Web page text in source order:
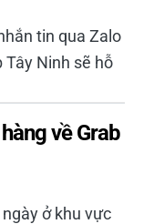
tin qua Zalo
Tây Ninh sẽ hỗ
về Grab
ở khu vực